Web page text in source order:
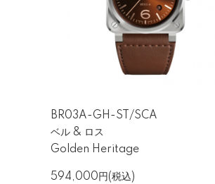
航空計器の思想
す。航空機のコック
BR03A-GH-ST/SCA
ベル & ロス
Golden Heritage
594,000円(税込)